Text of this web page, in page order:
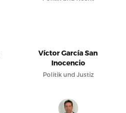
Víctor García San
Inocencio
Politik und Justiz